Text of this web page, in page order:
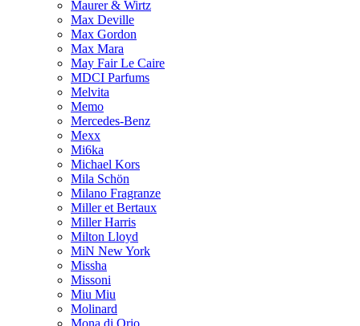
Maurer & Wirtz
Max Deville
Max Gordon
Max Mara
May Fair Le Caire
MDCI Parfums
Melvita
Memo
Mercedes-Benz
Mexx
Mi6ka
Michael Kors
Mila Schön
Milano Fragranze
Miller et Bertaux
Miller Harris
Milton Lloyd
MiN New York
Missha
Missoni
Miu Miu
Molinard
Mona di Orio